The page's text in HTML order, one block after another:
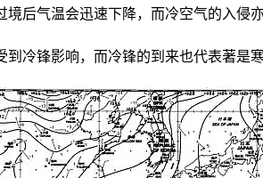
境后气温会迅速下降，而冷空气的入侵
到冷锋影响，而冷锋的到来也代表著是